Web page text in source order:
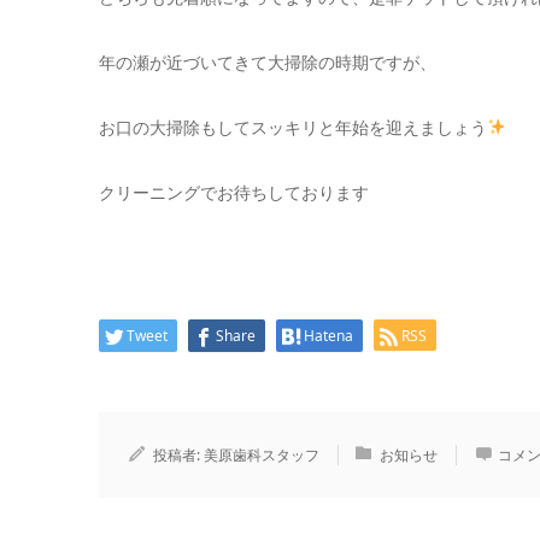
年の瀬が近づいてきて大掃除の時期ですが、
お口の大掃除もしてスッキリと年始を迎えましょう
クリーニングでお待ちしております
Tweet Share Hatena RSS
投稿者:美原歯科スタッフ お知らせ コメ